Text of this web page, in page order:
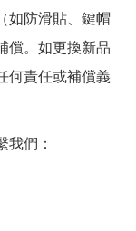
如防滑貼、鍵帽
償。如更換新品
何責任或補償義
我們：